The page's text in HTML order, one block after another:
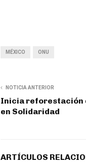
MÉXICO ONU
NOTICIA ANTERIOR
Inicia reforestación
en Solidaridad
ARTÍCULOS